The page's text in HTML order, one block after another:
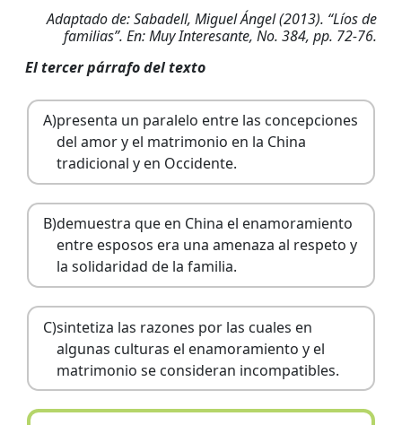
Adaptado de: Sabadell, Miguel Ángel (2013). “Líos de
familias”. En: Muy Interesante, No. 384, pp. 72-76.
El tercer párrafo del texto
A)presenta un paralelo entre las concepciones
del amor y el matrimonio en la China
tradicional y en Occidente.
B)demuestra que en China el enamoramiento
entre esposos era una amenaza al respeto y
la solidaridad de la familia.
C)sintetiza las razones por las cuales en
algunas culturas el enamoramiento y el
matrimonio se consideran incompatibles.